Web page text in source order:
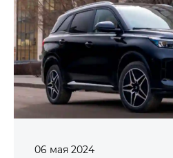
06 мая 2024